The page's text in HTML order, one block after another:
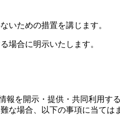
いための措置を講じます。
場合に明示いたします。
を開示・提供・共同利用
場合、以下の事項に当ては